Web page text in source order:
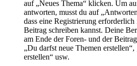
auf „Neues Thema“ klicken. Um
antworten, musst du auf
dass eine Registrierung
Beitrag schreiben kannst. Deine
am Ende der Foren- und der
„Du darfst neue Themen
erstellen“ usw.